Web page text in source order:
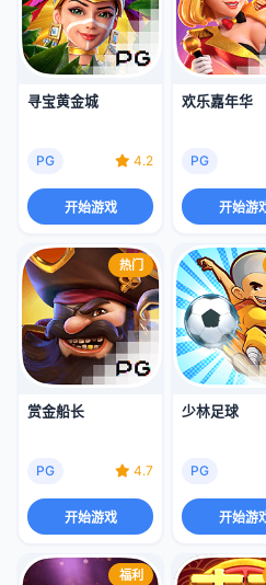
寻宝黄金城
PG 4.2
开始游戏
欢乐嘉年华
PG
开始游
热门
赏金船长
PG 4.7
开始游戏
少林足球
PG
开始游
福利